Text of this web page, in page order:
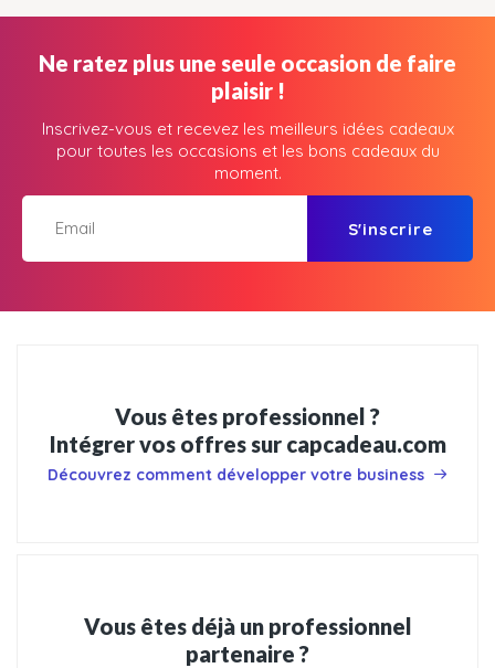
Ne ratez plus une seule occasion de faire
plaisir !
Inscrivez-vous et recevez les meilleurs idées cadeaux
pour toutes les occasions et les bons cadeaux du
moment.
S'inscrire
Vous êtes professionnel ?
Intégrer vos offres sur capcadeau.com
Découvrez comment développer votre business
Vous êtes déjà un professionnel
partenaire ?